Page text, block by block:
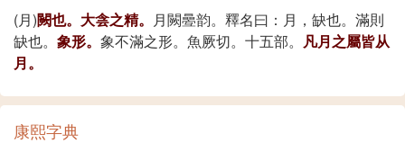
(月)闕也。大侌之精。 月闕㬪韵。釋名曰：月，缺也。滿則
缺也。 象形。 象不滿之形。魚厥切。十五部。 凡月之屬皆从
月。
康熙字典